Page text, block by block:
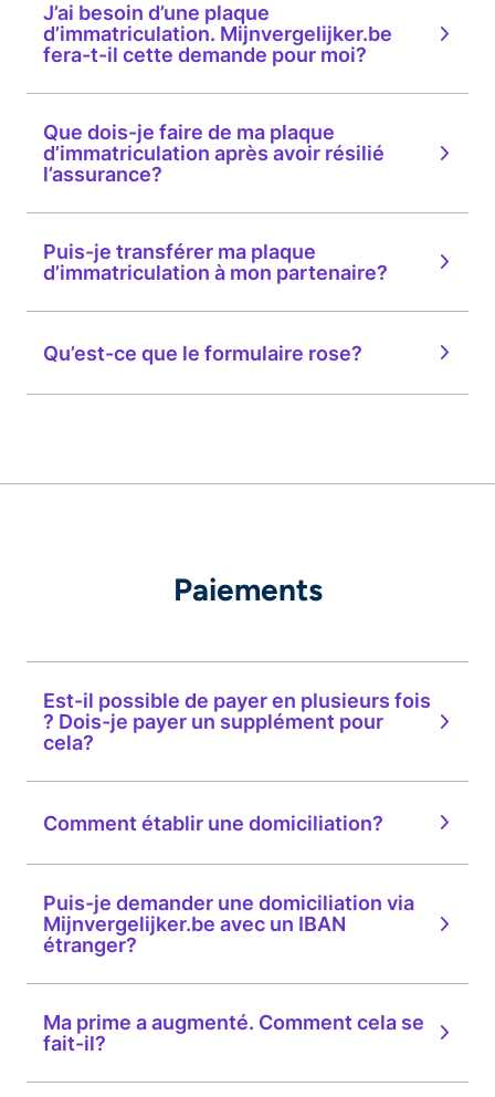
J’ai besoin d’une plaque
d’immatriculation. Mijnvergelijker.be
fera-t-il cette demande pour moi?
Que dois-je faire de ma plaque
d’immatriculation après avoir résilié
l’assurance?
Puis-je transférer ma plaque
d’immatriculation à mon partenaire?
Qu’est-ce que le formulaire rose?
Paiements
Est-il possible de payer en plusieurs fois
? Dois-je payer un supplément pour
cela?
Comment établir une domiciliation?
Puis-je demander une domiciliation via
Mijnvergelijker.be avec un IBAN
étranger?
Ma prime a augmenté. Comment cela se
fait-il?